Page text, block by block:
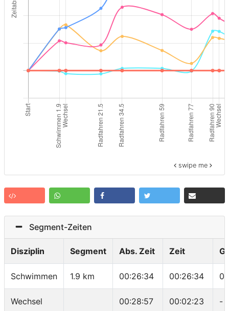
swipe me
Segment-Zeiten
Disziplin Segment Abs. Zeit Zeit
Schwimmen 1.9 km 00:26:34 00:26:34
Wechsel 00:28:57 00:02:23 -